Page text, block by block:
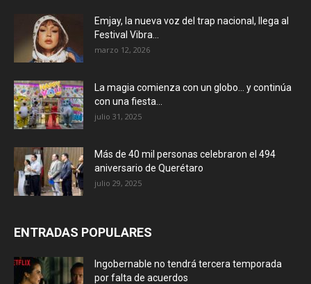
Emjay, la nueva voz del trap nacional, llega al
Festival Vibra...
marzo 12, 2026
La magia comienza con un globo… y continúa
con una fiesta...
julio 31, 2025
Más de 40 mil personas celebraron el 494
aniversario de Querétaro
julio 29, 2025
ENTRADAS POPULARES
Ingobernable no tendrá tercera temporada
por falta de acuerdos